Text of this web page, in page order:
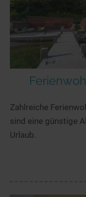
Zahlreiche
sind eine günstige
Urlaub.